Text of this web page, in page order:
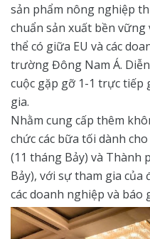
sản phẩm nông nghiệp
chuẩn sản xuất bền vững
thể có giữa EU và các
trường Đông Nam Á.
cuộc gặp gỡ 1-1 trực tiếp
gia.
Nhằm cung cấp thêm
chức các bữa tối dành
(11 tháng Bảy) và Thành
Bảy), với sự tham gia của
các doanh nghiệp và báo